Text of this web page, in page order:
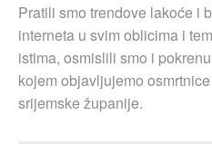
Pratili smo trendove lakoće i
interneta u svim oblicima i
istima, osmislili smo i
kojem objavljujemo
srijemske županije.